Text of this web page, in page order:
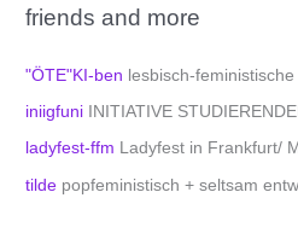
friends and more
"ÖTE"KI-ben lesbisch-
iniigfuni INITIATIVE
ladyfest-ffm Ladyfest in Frankfurt/
tilde popfeministisch + seltsam